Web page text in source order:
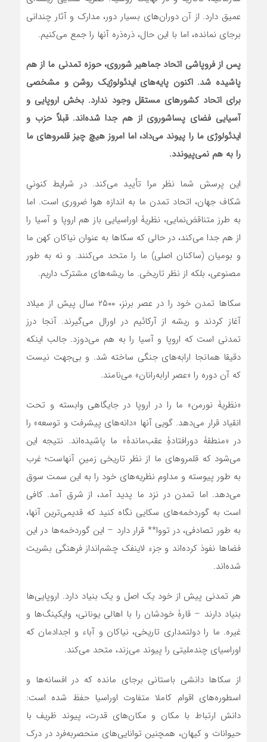
عمیق دارد. از آن دوران‌های بسیار دور، مدارک و آثار چندانی
برجای نمانده، اما با این حال، ذره‌ذره آنها را جمع می‌کنیم.
پس از فروپاشی اتحاد جماهیر شوروی، حوزۀ تمدنی ما از هم
پاشیده شد. اکنون پایه‌های ایدئولوژیک روشن و مشخصی
برای اتحاد کشورهای مستقل وجود ندارد. بخش اروپایی و
آسیایی فضای پساشوروی از هم جدا شده‌اند. قبلاً حزب و
ایدئولوژی ما را پیوند می‌داد، اما امروز هیچ چیز قلمروهای ما
را به هم نمی‌پیوندد.
این پرسش شما نظر مرا تأیید می‌کند. در شرایط کنونیِ
شکاف جهان، اتحاد تمدن ما به اندازه هوا ضروری است. اما
به طرز متناقض‌نمایی، نظریۀ اوراسیایی باز هم اروپا و آسیا را
از هم جدا می‌کند، در حالی که سکاها به عنوان نیاکان کهن ما
و بومیان (ساکنان اصلی) ما را متحد می‌کنند. و نه به طور
مصنوعی، بلکه از نظر تاریخی. ما ریشه‌های مشترک داریم.
سکاها تمدن خود را در عصر برنز، ۲۵۰۰ سال پیش از میلاد
آغاز کردند و ریشه از آرکائیم در اورال می‌گیرند. آنجا درز
تمدنی است که اروپا و آسیا را به هم می‌دوزد. جالب اینکه
دقیقا همانجا ارابه‌های جنگی ساخته شد. و بی‌جهت نیست
که آن دوره را «عصر ارابه‌رانان» می‌نامند.
«نظریۀ نورمن» ما را در اروپا در جایگاهی وابسته و تحت
انقیاد قرار می‌دهد. گویی آنها «دانه‌های پیشرفت و توسعه» را
در «منطقۀ دورافتادۀِ عقب‌ماندۀ» ما پاشیده‌اند. نتیجه این
می‌شود که قلمروهای ما از نظر تاریخی زمینِ آنهاست؛ غرب
به طور پیوسته و مداوم نظریه‌های خود را به این سمت سوق
می‌دهد. اما تمدن در نزد ما پدید آمد، از شرق آمد. کافی
است به گوردخمه‌های سکایی نگاه کنید که قدیمی‌ترین آنها،
به طور تصادفی، در تووا** قرار دارد – این گوردخمه‌ها در این
فضاها نفوذ کرده‌اند و جزء لاینفک چشم‌انداز فرهنگی بشریت
شده‌اند.
هر تمدنی پیش از خود یک اصل و یک بنیاد دارد. اروپایی‌ها
بنیاد دارند – قارۀ خودشان را با اهالی یونانی، وایکینگ‌ها و
غیره. ما را دولتمداری تاریخی، نیاکان و آباء و اجدادمان که
اوراسیای چندملیتی را پیوند می‌زند، متحد می‌کند.
از سکاها دانشی باستانی برجای مانده که در افسانه‌ها و
اسطوره‌های اقوام کاملا متفاوت اوراسیا حفظ شده است:
دانش ارتباط با مکان و مکان‌های قدرت، پیوند ظریف با
حیوانات و کیهان، همچنین توانایی‌های منحصربه‌فرد در درک